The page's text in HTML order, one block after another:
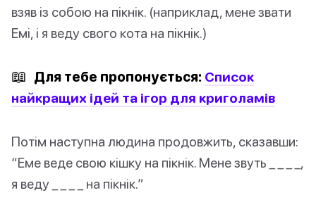
взяв із собою на пікнік. (наприклад, мене звати
Емі, і я веду свого кота на пікнік.)
📖 Для тебе пропонується: Список
найкращих ідей та ігор для криголамів
Потім наступна людина продовжить, сказавши:
“Еме веде свою кішку на пікнік. Мене звуть _ _ _ _,
я веду _ _ _ _ на пікнік.”